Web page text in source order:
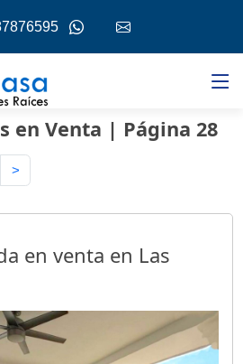
en Venta | Página 28
>
en venta en Las